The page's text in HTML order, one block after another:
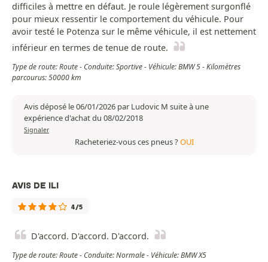
difficiles à mettre en défaut. Je roule légèrement surgonflé
pour mieux ressentir le comportement du véhicule. Pour
avoir testé le Potenza sur le même véhicule, il est nettement
inférieur en termes de tenue de route.
Type de route: Route - Conduite: Sportive - Véhicule: BMW 5 - Kilomètres
parcourus: 50000 km
Avis déposé le 06/01/2026 par Ludovic M suite à une
expérience d'achat du 08/02/2018
Signaler
Racheteriez-vous ces pneus ?OUI
AVIS DE ILI
4/5
D'accord. D'accord. D'accord.
Type de route: Route - Conduite: Normale - Véhicule: BMW X5